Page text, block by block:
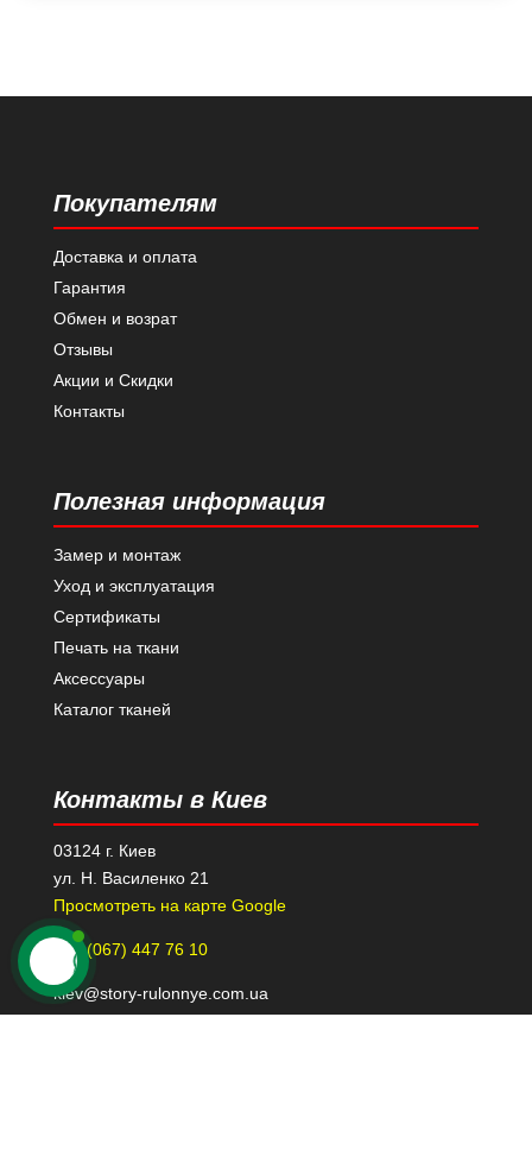
Покупателям
Доставка и оплата
Гарантия
Обмен и возрат
Отзывы
Акции и Скидки
Контакты
Полезная информация
Замер и монтаж
Уход и эксплуатация
Сертификаты
Печать на ткани
Аксессуары
Каталог тканей
Контакты в Киев
03124 г. Киев
ул. Н. Василенко 21
Просмотреть на карте Google
+38 (067) 447 76 10
kiev@story-rulonnye.com.ua